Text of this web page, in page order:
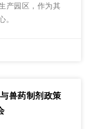
产园区，作为其
兽药制剂政策